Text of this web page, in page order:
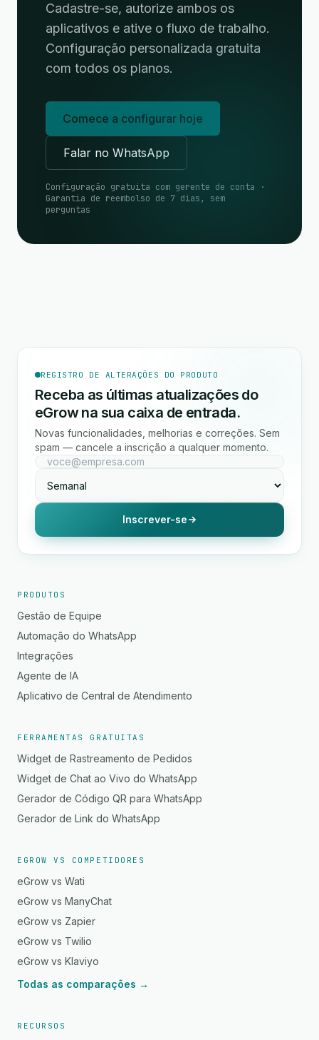
Cadastre-se, autorize ambos os
aplicativos e ative o fluxo de trabalho.
Configuração personalizada gratuita
com todos os planos.
Comece a configurar hoje
Falar no WhatsApp
Configuração gratuita com gerente de conta ·
Garantia de reembolso de 7 dias, sem
perguntas
REGISTRO DE ALTERAÇÕES DO PRODUTO
Receba as últimas atualizações do
eGrow na sua caixa de entrada.
Novas funcionalidades, melhorias e correções. Sem
spam — cancele a inscrição a qualquer momento.
Inscrever-se
PRODUTOS
Gestão de Equipe
Automação do WhatsApp
Integrações
Agente de IA
Aplicativo de Central de Atendimento
FERRAMENTAS GRATUITAS
Widget de Rastreamento de Pedidos
Widget de Chat ao Vivo do WhatsApp
Gerador de Código QR para WhatsApp
Gerador de Link do WhatsApp
EGROW VS COMPETIDORES
eGrow vs Wati
eGrow vs ManyChat
eGrow vs Zapier
eGrow vs Twilio
eGrow vs Klaviyo
Todas as comparações →
RECURSOS